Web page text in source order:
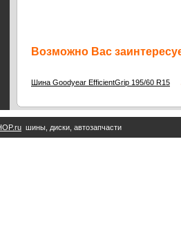
Возможно Вас
Шина Goodyear EfficientGrip 195/60 R15
шины, диски, автозапчасти